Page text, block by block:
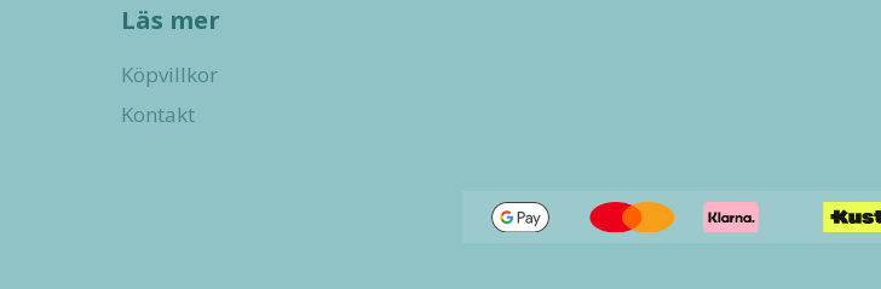
Läs mer
Köpvillkor
Kontakt